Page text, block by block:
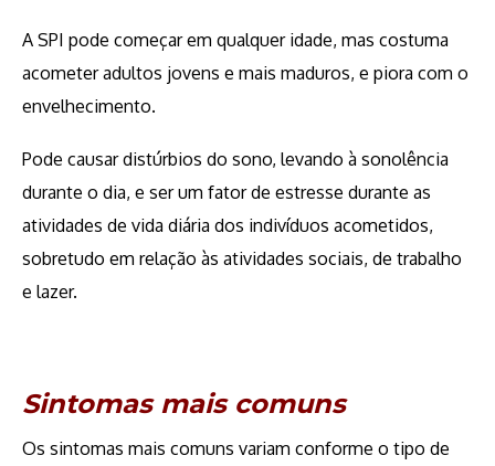
A SPI pode começar em qualquer idade, mas costuma
acometer adultos jovens e mais maduros, e piora com o
envelhecimento.
Pode causar distúrbios do sono, levando à sonolência
durante o dia, e ser um fator de estresse durante as
atividades de vida diária dos indivíduos acometidos,
sobretudo em relação às atividades sociais, de trabalho
e lazer.
Sintomas mais comuns
Os sintomas mais comuns variam conforme o tipo de